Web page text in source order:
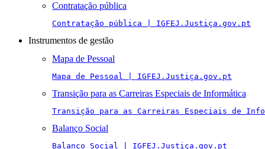
Contratação pública
Contratação pública | IGFEJ.Justiça.gov.pt
Instrumentos de gestão
Mapa de Pessoal
Mapa de Pessoal | IGFEJ.Justiça.gov.pt
Transição para as Carreiras Especiais de Informática
Transição para as Carreiras Especiais de
Balanço Social
Balanço Social | IGFEJ.Justiça.gov.pt